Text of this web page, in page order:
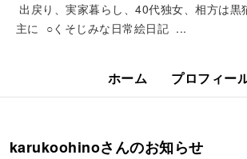
出戻り、実家暮らし、40代独女、相方は
主に ○くそじみな日常絵日記 ...
ホーム プロフィー
karukoohinoさんのお知らせ